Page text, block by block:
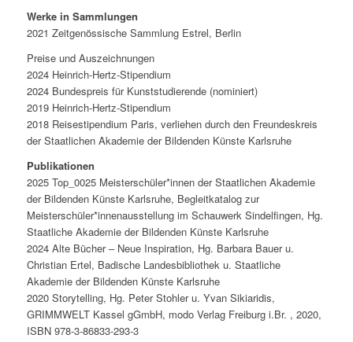
Werke in Sammlungen
2021 Zeitgenössische Sammlung Estrel, Berlin
Preise und Auszeichnungen
2024 Heinrich-Hertz-Stipendium
2024 Bundespreis für Kunststudierende (nominiert)
2019 Heinrich-Hertz-Stipendium
2018 Reisestipendium Paris, verliehen durch den Freundeskreis
der Staatlichen Akademie der Bildenden Künste Karlsruhe
Publikationen
2025 Top_0025 Meisterschüler*innen der Staatlichen Akademie
der Bildenden Künste Karlsruhe, Begleitkatalog zur
Meisterschüler*innenausstellung im Schauwerk Sindelfingen, Hg.
Staatliche Akademie der Bildenden Künste Karlsruhe
2024 Alte Bücher – Neue Inspiration, Hg. Barbara Bauer u.
Christian Ertel, Badische Landesbibliothek u. Staatliche
Akademie der Bildenden Künste Karlsruhe
2020 Storytelling, Hg. Peter Stohler u. Yvan Sikiaridis,
GRIMMWELT Kassel gGmbH, modo Verlag Freiburg i.Br. , 2020,
ISBN 978-3-86833-293-3